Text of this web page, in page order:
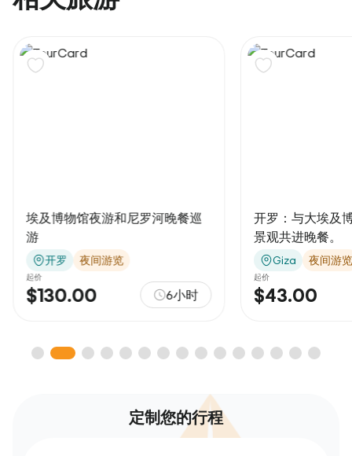
埃及博物馆夜游和尼罗河晚餐巡
游
开罗 夜间游览
起价
$130.00 6小时
开罗：与大埃及
景观共进晚餐。
Giza 夜间游
起价
$43.00
定制您的行程